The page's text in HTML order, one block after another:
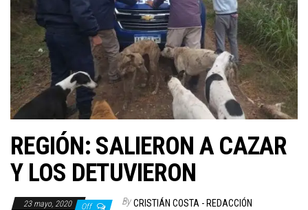
REGIÓN: SALIERON A CAZAR
Y LOS DETUVIERON
23 mayo, 2020 Off By CRISTIÁN COSTA - REDACCIÓN